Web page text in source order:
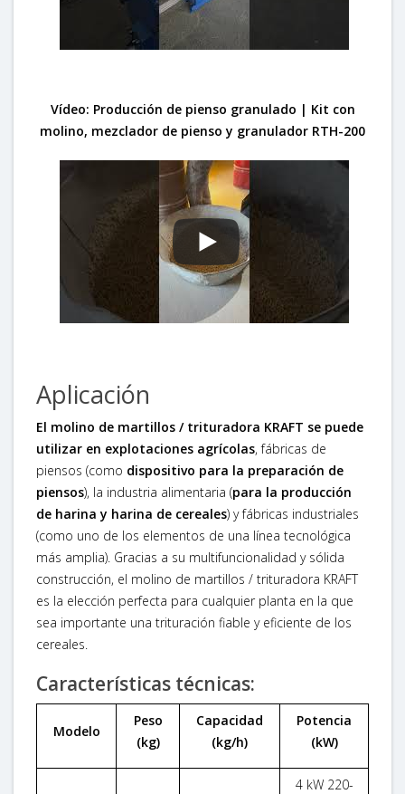
Vídeo: Producción de pienso granulado | Kit con
molino, mezclador de pienso y granulador RTH-200
Aplicación
El molino de martillos / trituradora KRAFT se puede
utilizar en explotaciones agrícolas, fábricas de
piensos (como dispositivo para la preparación de
piensos), la industria alimentaria (para la producción
de harina y harina de cereales) y fábricas industriales
(como uno de los elementos de una línea tecnológica
más amplia). Gracias a su multifuncionalidad y sólida
construcción, el molino de martillos / trituradora KRAFT
es la elección perfecta para cualquier planta en la que
sea importante una trituración fiable y eficiente de los
cereales.
Características técnicas:
Modelo
Peso
(kg)
Capacidad
(kg/h)
Potencia
(kW)
4 kW 220-